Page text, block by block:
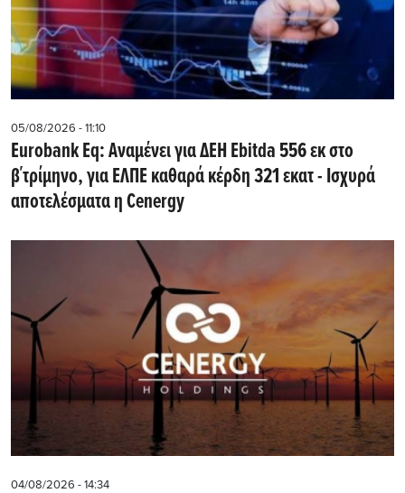
05/08/2026 - 11:10
Eurobank Eq: Αναμένει για ΔΕΗ Εbitda 556 εκ στο
β΄τρίμηνο, για ΕΛΠΕ καθαρά κέρδη 321 εκατ - Ισχυρά
αποτελέσματα η Cenergy
04/08/2026 - 14:34